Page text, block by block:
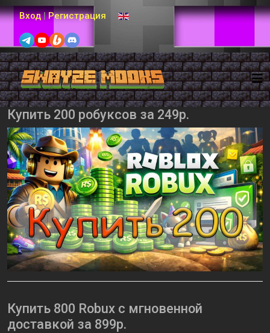
Вход | Регистрация Выберите язык
Купить 200 робуксов за 249р.
Купить 800 Robux с мгновенной
доставкой за 899р.